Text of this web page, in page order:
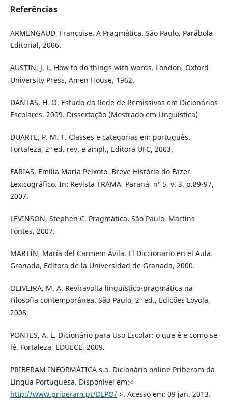
Referências
ARMENGAUD, Françoise. A Pragmática. São Paulo, Parábola
Editorial, 2006.
AUSTIN, J. L. How to do things with words. London, Oxford
University Press, Amen House, 1962.
DANTAS, H. O. Estudo da Rede de Remissivas em Dicionários
Escolares. 2009. Dissertação (Mestrado em Linguística)
DUARTE, P. M. T. Classes e categorias em português.
Fortaleza, 2ª ed. rev. e ampl., Editora UFC, 2003.
FARIAS, Emília Maria Peixoto. Breve História do Fazer
Lexicográfico. In: Revista TRAMA, Paraná, nº 5, v. 3, p.89-97,
2007.
LEVINSON, Stephen C. Pragmática. São Paulo, Martins
Fontes, 2007.
MARTÍN, María del Carmem Ávila. El Diccionario en el Aula.
Granada, Editora de la Universidad de Granada, 2000.
OLIVEIRA, M. A. Reviravolta linguístico-pragmática na
Filosofia contemporânea. São Paulo, 2ª ed., Edições Loyola,
2008.
PONTES, A. L. Dicionário para Uso Escolar: o que é e como se
lê. Fortaleza, EDUECE, 2009.
PRIBERAM INFORMÁTICA s.a. Dicionário online Priberam da
Língua Portuguesa. Disponível em:<
http://www.priberam.pt/DLPO/>. Acesso em: 09 jan. 2013.